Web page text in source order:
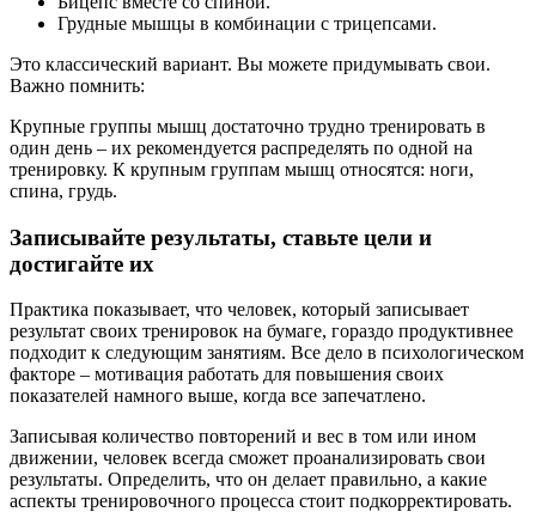
Грудные мышцы в комбинации с трицепсами.
Это классический вариант. Вы можете придумывать свои.
Важно помнить:
Крупные группы мышц достаточно трудно тренировать в
один день – их рекомендуется распределять по одной на
тренировку. К крупным группам мышц относятся: ноги,
спина, грудь.
Записывайте результаты, ставьте цели и
достигайте их
Практика показывает, что человек, который записывает
результат своих тренировок на бумаге, гораздо продуктивнее
подходит к следующим занятиям. Все дело в психологическом
факторе – мотивация работать для повышения своих
показателей намного выше, когда все запечатлено.
Записывая количество повторений и вес в том или ином
движении, человек всегда сможет проанализировать свои
результаты. Определить, что он делает правильно, а какие
аспекты тренировочного процесса стоит подкорректировать.